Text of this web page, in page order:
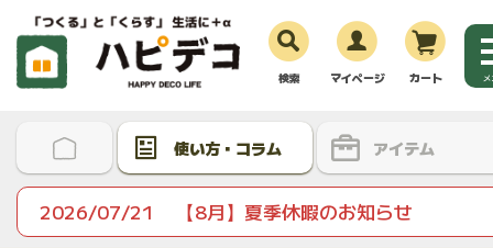
検索 マイページ カート メ
使い方・コラム アイテム
2026/07/21 【8月】夏季休暇のお知らせ